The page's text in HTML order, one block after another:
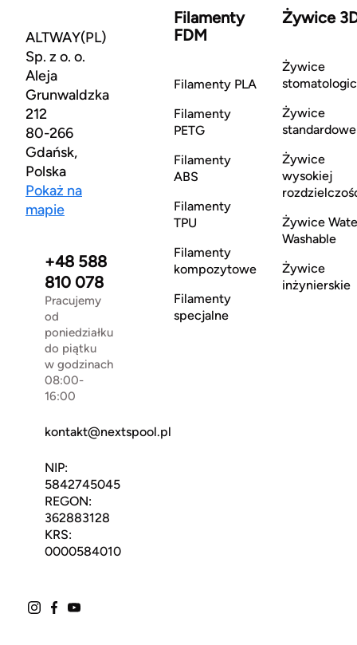
ALTWAY(PL)
Sp. z o. o.
Aleja
Grunwaldzka
212
80-266
Gdańsk,
Polska
Pokaż na
mapie
+48 588
810 078
Pracujemy
od
poniedziałku
do piątku
w godzinach
08:00-
16:00
kontakt@nextspool.pl
NIP:
5842745045
REGON:
362883128
KRS:
0000584010
Filamenty
FDM
Filamenty PLA
Filamenty
PETG
Filamenty
ABS
Filamenty
TPU
Filamenty
kompozytowe
Filamenty
specjalne
Żywice
Żywice
Żywice
standardowe
Żywice
wysokiej
Żywice
Washable
Żywice
inżynierskie